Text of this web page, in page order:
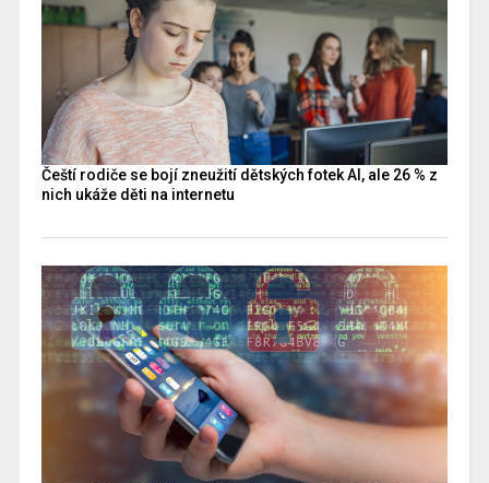
Čeští rodiče se bojí zneužití dětských fotek AI, ale 26 % z
nich ukáže děti na internetu